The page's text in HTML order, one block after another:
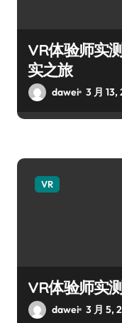
VR体验师实
实之旅
dawei 3 月 13,
VR
VR体验师实
dawei 3 月 5,